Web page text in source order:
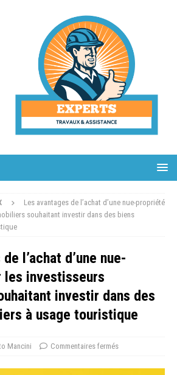
Les avantages de l’achat d’une nue-propriété
souhaitant investir dans des biens
l’achat d’une nue-
les investisseurs
investir dans des
à usage touristique
Mancini Commentaires fermés